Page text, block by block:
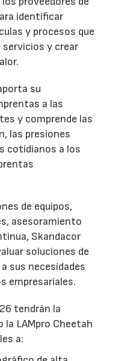
identificar
y procesos que
servicios y crear
su
a las
y comprende las
las presiones
cotidianos a los
de equipos,
asesoramiento
Skandacor
soluciones de
sus necesidades
empresariales.
tendrán la
la LAMpro Cheetah
a: